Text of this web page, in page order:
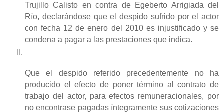
Trujillo Calisto en contra de Egeberto Arrigiada del
Río, declarándose que el despido sufrido por el actor
con fecha 12 de enero del 2010 es injustificado y se
condena a pagar a las prestaciones que indica.
Que el despido referido precedentemente no ha
producido el efecto de poner término al contrato de
trabajo del actor, para efectos remuneracionales, por
no encontrase pagadas íntegramente sus cotizaciones